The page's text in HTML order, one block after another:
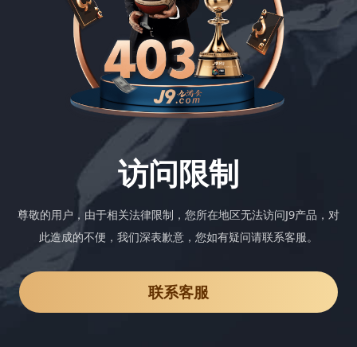
访问限制
尊敬的用户，由于相关法律限制，您所在地区无法访问J9产品，对
此造成的不便，我们深表歉意，您如有疑问请联系客服。
联系客服